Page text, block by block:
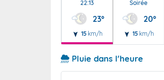
22:13
23°
15 km/h
Soirée
20°
15 km/h
Pluie dans l'heure